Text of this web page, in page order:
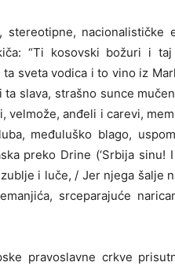
stereotipne, nacionalističke
“Ti kosovski božuri i
sveta vodica i to vino iz
slava, strašno sunce
velmože, anđeli i carevi,
međuluško blago,
preko Drine (‘Srbija
i luče, / Jer njega šalje
srceparajuće
pravoslavne crkve